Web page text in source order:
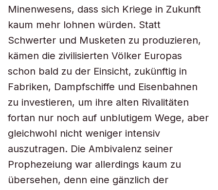
Minenwesens, dass sich Kriege in Zukunft
kaum mehr lohnen würden. Statt
Schwerter und Musketen zu produzieren,
kämen die zivilisierten Völker Europas
schon bald zu der Einsicht, zukünftig in
Fabriken, Dampfschiffe und Eisenbahnen
zu investieren, um ihre alten Rivalitäten
fortan nur noch auf unblutigem Wege, aber
gleichwohl nicht weniger intensiv
auszutragen. Die Ambivalenz seiner
Prophezeiung war allerdings kaum zu
übersehen, denn eine gänzlich der